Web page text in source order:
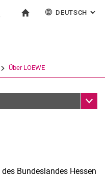
Springe direkt zu: Inhalt
Springe direkt zu: Suche
Springe direkt zu:
externen Link in einem
DEUTSCH :
Über LOEWE
Bundeslandes Hessen